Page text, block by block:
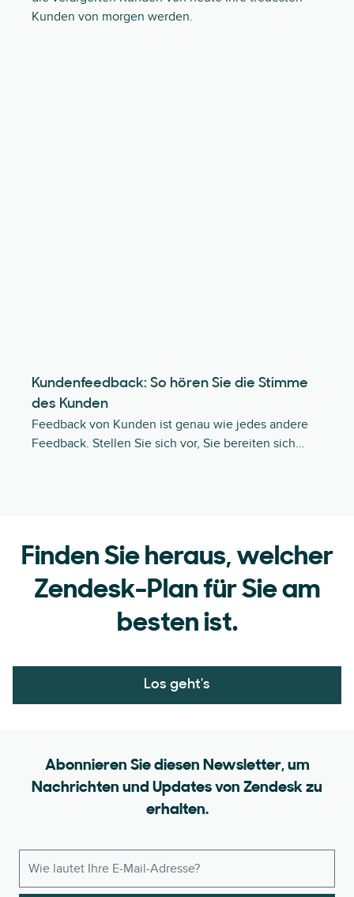
Kunden von morgen werden.
Kundenfeedback: So hören Sie die Stimme
des Kunden
Feedback von Kunden ist genau wie jedes andere
Feedback. Stellen Sie sich vor, Sie bereiten sich…
Finden Sie heraus, welcher
Zendesk-Plan für Sie am
besten ist.
Los geht's
Abonnieren Sie diesen Newsletter, um
Nachrichten und Updates von Zendesk zu
erhalten.